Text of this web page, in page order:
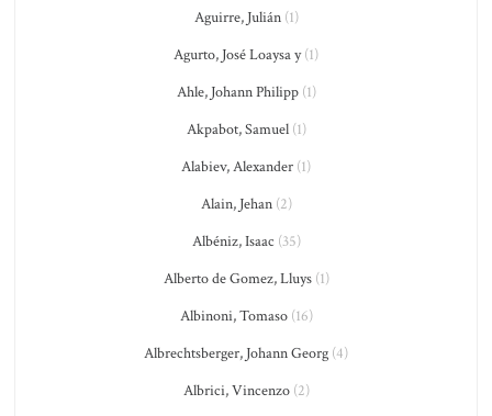
Aguirre, Julián(1)
Agurto, José Loaysa y(1)
Ahle, Johann Philipp(1)
Akpabot, Samuel(1)
Alabiev, Alexander (1)
Alain, Jehan(2)
Albéniz, Isaac (35)
Alberto de Gomez, Lluys(1)
Albinoni, Tomaso(16)
Albrechtsberger, Johann Georg (4)
Albrici, Vincenzo(2)